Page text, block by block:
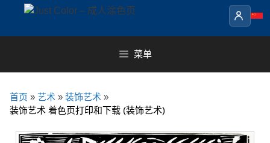
content
菜单
首页 » 艺术 » 装饰艺术 »
装饰艺术 着色页打印和下载 (装饰艺术)